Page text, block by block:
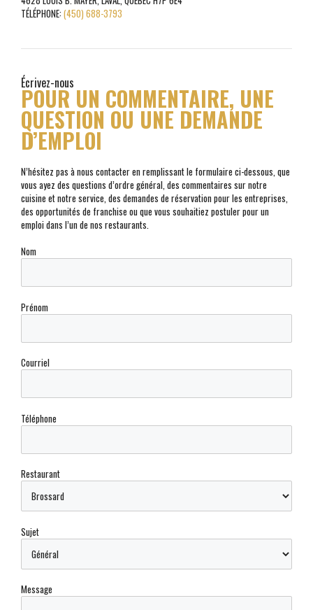
TÉLÉPHONE: (450) 688-3793
Écrivez-nous
POUR UN COMMENTAIRE, UNE
QUESTION OU UNE DEMANDE
D’EMPLOI
N’hésitez pas à nous contacter en remplissant le formulaire ci-dessous, que
vous ayez des questions d’ordre général, des commentaires sur notre
cuisine et notre service, des demandes de réservation pour les entreprises,
des opportunités de franchise ou que vous souhaitiez postuler pour un
emploi dans l’un de nos restaurants.
Nom
Prénom
Courriel
Téléphone
Restaurant
Sujet
Message